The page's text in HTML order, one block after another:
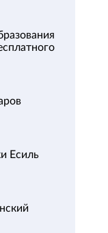
Есиль